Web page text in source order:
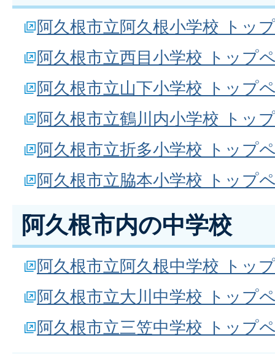
阿久根市立阿久根小学校 トッ
阿久根市立西目小学校 トップ
阿久根市立山下小学校 トップ
阿久根市立鶴川内小学校 トッ
阿久根市立折多小学校 トップ
阿久根市立脇本小学校 トップ
阿久根市内の中学校
阿久根市立阿久根中学校 トッ
阿久根市立大川中学校 トップ
阿久根市立三笠中学校 トップ